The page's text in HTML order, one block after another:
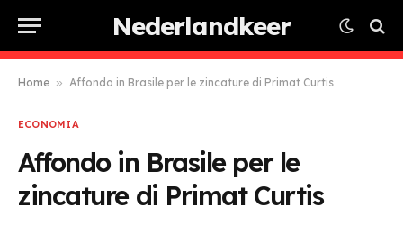
Nederlandkeer
Home » Affondo in Brasile per le zincature di Primat Curtis
ECONOMIA
Affondo in Brasile per le
zincature di Primat Curtis